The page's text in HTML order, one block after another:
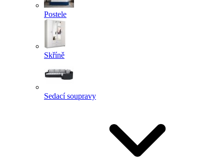
Postele
Skříně
Sedací soupravy